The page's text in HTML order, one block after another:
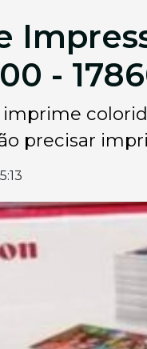
-
precisar